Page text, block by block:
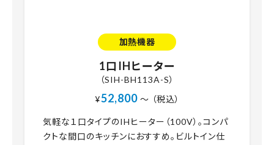
加熱機器
1口IHヒーター
（SIH-BH113A-S）
¥52,800～ （税込）
気軽な１口タイプのIHヒーター（100V）。コンパ
クトな間口のキッチンにおすすめ。ビルトイン仕